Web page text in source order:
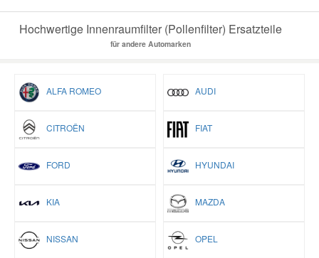
Hochwertige Innenraumfilter (Pollenfilter) Ersatzteile
für andere Automarken
ALFA ROMEO AUDI
CITROËN FIAT
FORD HYUNDAI
KIA MAZDA
NISSAN OPEL